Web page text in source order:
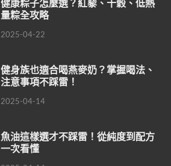
健康粽子怎麼選？紅藜、十穀、低熱
量粽全攻略
2025-04-22
健身族也適合喝燕麥奶？掌握喝法、
注意事項不踩雷！
2025-04-14
魚油這樣選才不踩雷！從純度到配方
一次看懂